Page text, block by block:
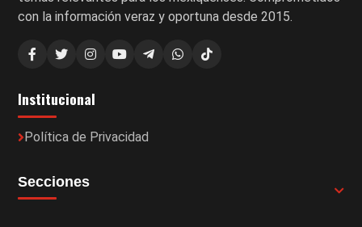
con la información veraz y oportuna desde 2015.
Institucional
Política de Privacidad
Secciones